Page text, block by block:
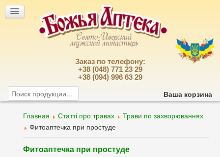
Заказ по телефону:
+38 (048) 771 23 29
+38 (094) 996 63 29
Ваша корзина
Главная Статті про травах
Трави по захворюваннях
Фитоаптечка при простуде
Фитоаптечка при простуде